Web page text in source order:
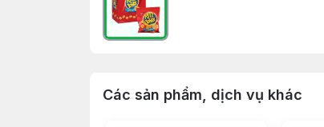
Các sản phẩm, dịch vụ khác